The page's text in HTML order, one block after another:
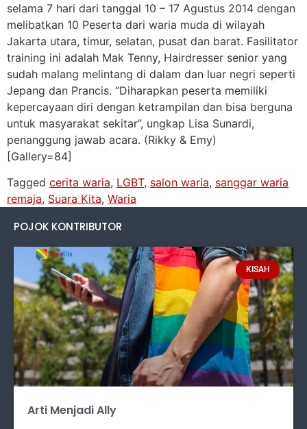
selama 7 hari dari tanggal 10 – 17 Agustus 2014 dengan
melibatkan 10 Peserta dari waria muda di wilayah
Jakarta utara, timur, selatan, pusat dan barat. Fasilitator
training ini adalah Mak Tenny, Hairdresser senior yang
sudah malang melintang di dalam dan luar negri seperti
Jepang dan Prancis. “Diharapkan peserta memiliki
kepercayaan diri dengan ketrampilan dan bisa berguna
untuk masyarakat sekitar”, ungkap Lisa Sunardi,
penanggung jawab acara. (Rikky & Emy)
[Gallery=84]
Tagged cerita waria, LGBT, salon waria, sanggar waria
remaja, Suara Kita, Waria
POJOK KONTRIBUTOR
KISAH
Arti Menjadi Ally